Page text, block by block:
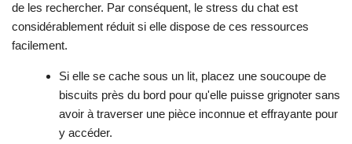
de les rechercher. Par conséquent, le stress du chat est
considérablement réduit si elle dispose de ces ressources
facilement.
Si elle se cache sous un lit, placez une soucoupe de
biscuits près du bord pour qu'elle puisse grignoter sans
avoir à traverser une pièce inconnue et effrayante pour
y accéder.